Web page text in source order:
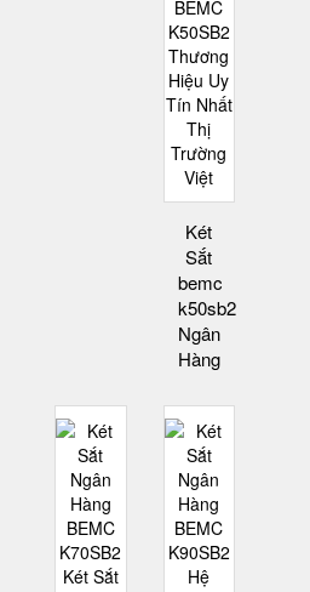
Két
Sắt
bemc
k50sb2
Ngân
Hàng